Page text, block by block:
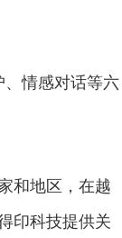
情感对话等六
和地区，在越
印科技提供关